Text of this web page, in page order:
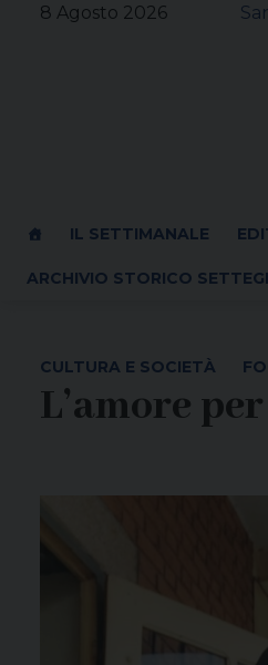
8 Agosto 2026
IL SETTIMANALE
ARCHIVIO STORICO
CULTURA E SOCIETÀ
L’amore